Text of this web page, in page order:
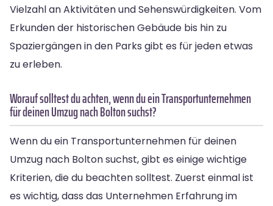
Vielzahl an Aktivitäten und Sehenswürdigkeiten. Vom
Erkunden der historischen Gebäude bis hin zu
Spaziergängen in den Parks gibt es für jeden etwas
zu erleben.
Worauf solltest du achten, wenn du ein Transportunternehmen
für deinen Umzug nach Bolton suchst?
Wenn du ein Transportunternehmen für deinen
Umzug nach Bolton suchst, gibt es einige wichtige
Kriterien, die du beachten solltest. Zuerst einmal ist
es wichtig, dass das Unternehmen Erfahrung im